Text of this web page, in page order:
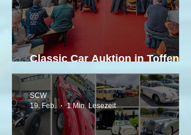
Classic Car Auktion in Toffen –
21. März 2026
SCW
19. Feb.
1 Min. Lesezeit